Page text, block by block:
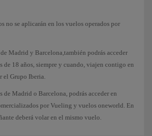
no se aplicarán en los vuelos operados por
Madrid y Barcelona,también podrás acceder
de 18 años, siempre y cuando, viajen contigo en
el Grupo Iberia.
de Madrid o Barcelona, podrás acceder en
por Vueling y vuelos oneworld. En
deberá volar en el mismo vuelo.